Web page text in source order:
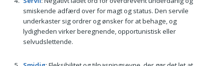
smiskende adfærd over for magt og status. Den servile
underkaster sig ordrer og ønsker for at behage, og
lydigheden virker beregnende, opportunistisk eller
selvudslettende.